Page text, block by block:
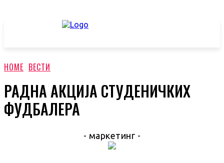
HOME ВЕСТИ
РАДНА АКЦИЈА СТУДЕНИЧКИХ
ФУДБАЛЕРА
- маркетинг -